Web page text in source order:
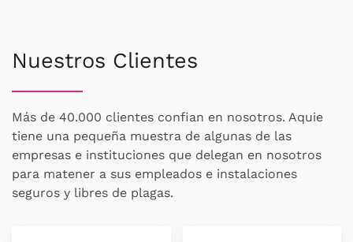
Nuestros Clientes
Más de 40.000 clientes confian en nosotros. Aquie
tiene una pequeña muestra de algunas de las
empresas e instituciones que delegan en nosotros
para matener a sus empleados e instalaciones
seguros y libres de plagas.